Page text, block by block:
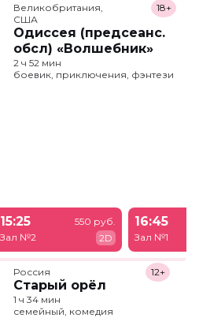
Великобритания,
США
Одиссея (предсеанс.
обсл) «Волшебник»
18+
2 ч 52 мин
боевик, приключения, фэнтези
15:25
Зал №2
550 руб.
2D
16:45
Зал №1
Россия
Старый орёл
12+
1 ч 34 мин
семейный, комедия